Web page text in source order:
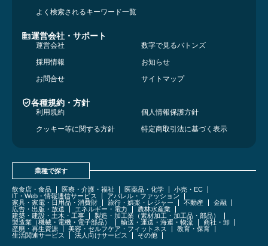
よく検索されるキーワード一覧
運営会社・サポート
運営会社
数字で見るバトンズ
採用情報
お知らせ
お問合せ
サイトマップ
各種規約・方針
利用規約
個人情報保護方針
クッキー等に関する方針
特定商取引法に基づく表示
業種で探す
飲食店・食品 医療・介護・福祉 医薬品・化学
小売・EC
IT・Web・情報通信サービス
アパレル・ファッション
家具・家電・日用品・消費財
旅行・娯楽・レジャー 不動産
金融
広告・出版・放送
エネルギー・電力
農林水産業
建築・建設・土木・工事
製造・加工業（素材加工・加工品・部品）
製造業（機械・電機・電子部品）
輸送・運送・海運・物流
商社・卸
産廃・再生資源
美容・セルフケア・フィットネス
教育・保育
生活関連サービス
法人向けサービス その他